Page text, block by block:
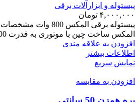
پیستوله و ابزارآلات برقی
۴,۰۰۰,۰۰۰ تومان
پیستوله برقی المکس
المکس ساخت چین با موتوری به قدرت 800 وات حداکثر جریان
افزودن به علاقه مندی
اطلاعات بیشتر
نمایش سریع
افزودن به مقایسه